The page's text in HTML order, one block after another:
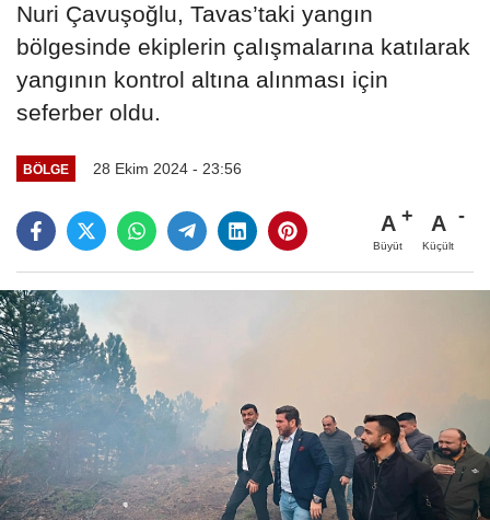
Nuri Çavuşoğlu, Tavas’taki yangın
bölgesinde ekiplerin çalışmalarına katılarak
yangının kontrol altına alınması için
seferber oldu.
BÖLGE 28 Ekim 2024 - 23:56
A
Büyüt
A
Küçült